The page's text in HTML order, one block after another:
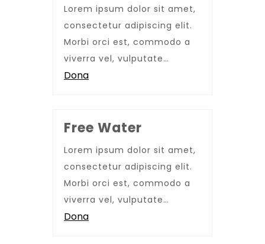
Lorem ipsum dolor sit amet,
consectetur adipiscing elit.
Morbi orci est, commodo a
viverra vel, vulputate…
Dona
Free Water
Lorem ipsum dolor sit amet,
consectetur adipiscing elit.
Morbi orci est, commodo a
viverra vel, vulputate…
Dona